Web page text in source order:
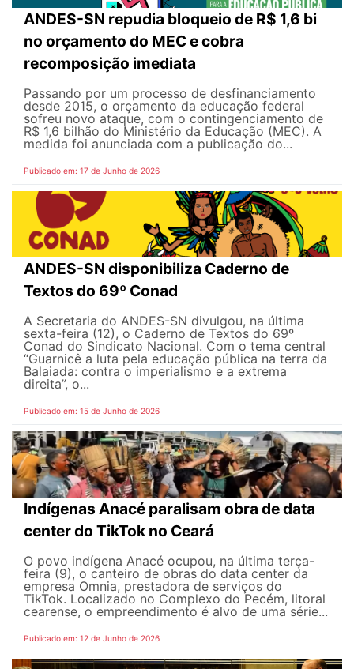
ANDES-SN repudia bloqueio de R$ 1,6 bi
no orçamento do MEC e cobra
recomposição imediata
Passando por um processo de desfinanciamento
desde 2015, o orçamento da educação federal
sofreu novo ataque, com o contingenciamento de
R$ 1,6 bilhão do Ministério da Educação (MEC). A
medida foi anunciada com a publicação do...
Publicado em: 17 de Junho de 2026
ANDES-SN disponibiliza Caderno de
Textos do 69º Conad
A Secretaria do ANDES-SN divulgou, na última
sexta-feira (12), o Caderno de Textos do 69º
Conad do Sindicato Nacional. Com o tema central
“Guarnicê a luta pela educação pública na terra da
Balaiada: contra o imperialismo e a extrema
direita”, o...
Publicado em: 15 de Junho de 2026
Indígenas Anacé paralisam obra de data
center do TikTok no Ceará
O povo indígena Anacé ocupou, na última terça-
feira (9), o canteiro de obras do data center da
empresa Omnia, prestadora de serviços do
TikTok. Localizado no Complexo do Pecém, litoral
cearense, o empreendimento é alvo de uma série...
Publicado em: 12 de Junho de 2026